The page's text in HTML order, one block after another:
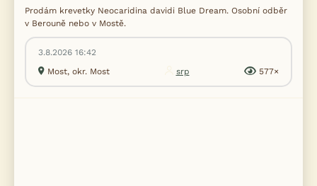
Prodám krevetky Neocaridina davidi Blue Dream. Osobní odběr
v Berouně nebo v Mostě.
3.8.2026 16:42
Most, okr. Most
srp 577×